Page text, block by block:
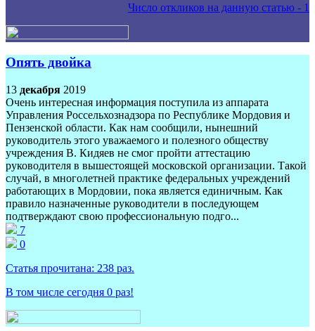
Число откликов на данную статью - 1
Опять двойка
13 декабря 2019
Очень интересная информация поступила из аппарата
Управления Россельхознадзора по Республике Мордовия и
Пензенской области. Как нам сообщили, нынешний
руководитель этого уважаемого и полезного обществу
учреждения В. Кидяев не смог пройти аттестацию
руководителя в вышестоящей московской организации. Такой
случай, в многолетней практике федеральных учреждений
работающих в Мордовии, пока является единичным. Как
правило назначенные руководители в последующем
подтверждают свою профессиональную подго...
7
0
Статья прочитана: 238 раз.
В том числе сегодня 0 раз!